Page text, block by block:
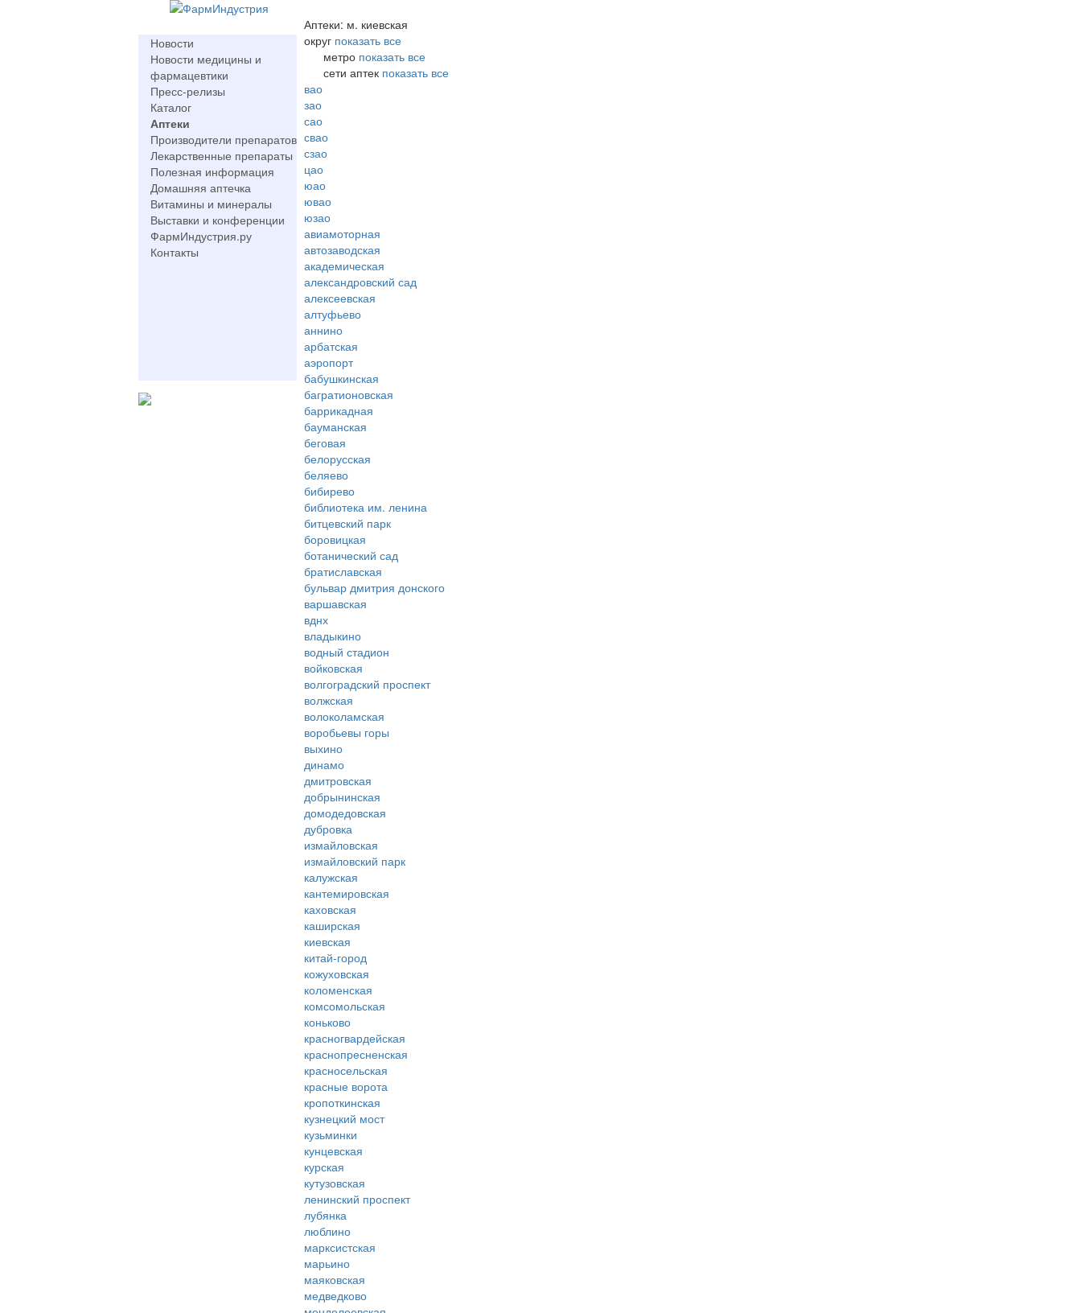
Новости
Новости медицины и
фармацевтики
Пресс-релизы
Каталог
Аптеки
Производители препаратов
Лекарственные препараты
Полезная информация
Домашняя аптечка
Витамины и минералы
Выставки и конференции
ФармИндустрия.ру
Контакты
Аптеки: м. киевская
округ показать все
метро показать все
сети аптек показать все
вао
зао
сао
свао
сзао
цао
юао
ювао
юзао
авиамоторная
автозаводская
академическая
александровский сад
алексеевская
алтуфьево
аннино
арбатская
аэропорт
бабушкинская
багратионовская
баррикадная
бауманская
беговая
белорусская
беляево
бибирево
библиотека им. ленина
битцевский парк
боровицкая
ботанический сад
братиславская
бульвар дмитрия донского
варшавская
вднх
владыкино
водный стадион
войковская
волгоградский проспект
волжская
волоколамская
воробьевы горы
выхино
динамо
дмитровская
добрынинская
домодедовская
дубровка
измайловская
измайловский парк
калужская
кантемировская
каховская
каширская
киевская
китай-город
кожуховская
коломенская
комсомольская
коньково
красногвардейская
краснопресненская
красносельская
красные ворота
кропоткинская
кузнецкий мост
кузьминки
кунцевская
курская
кутузовская
ленинский проспект
лубянка
люблино
марксистская
марьино
маяковская
медведково